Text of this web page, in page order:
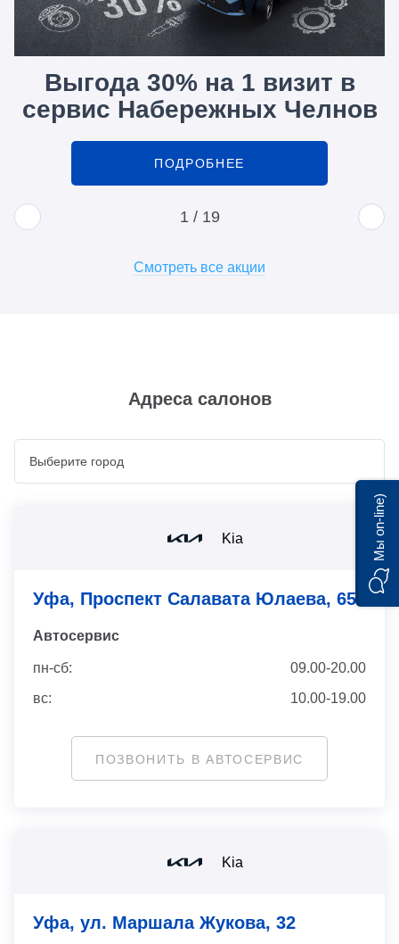
Выгода 30% на 1 визит в
сервис Набережных Челнов
ПОДРОБНЕЕ
1 / 19
Смотреть все акции
Адреса салонов
Kia
Уфа, Проспект Салавата Юлаева, 65
Автосервис
пн-сб:
09.00-20.00
вс:
10.00-19.00
ПОЗВОНИТЬ В АВТОСЕРВИС
Kia
Уфа, ул. Маршала Жукова, 32
Мы on-line)